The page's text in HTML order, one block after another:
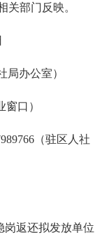
关部门反映。
局办公室）
业窗口）
（驻区人社
岗返还拟发放单位